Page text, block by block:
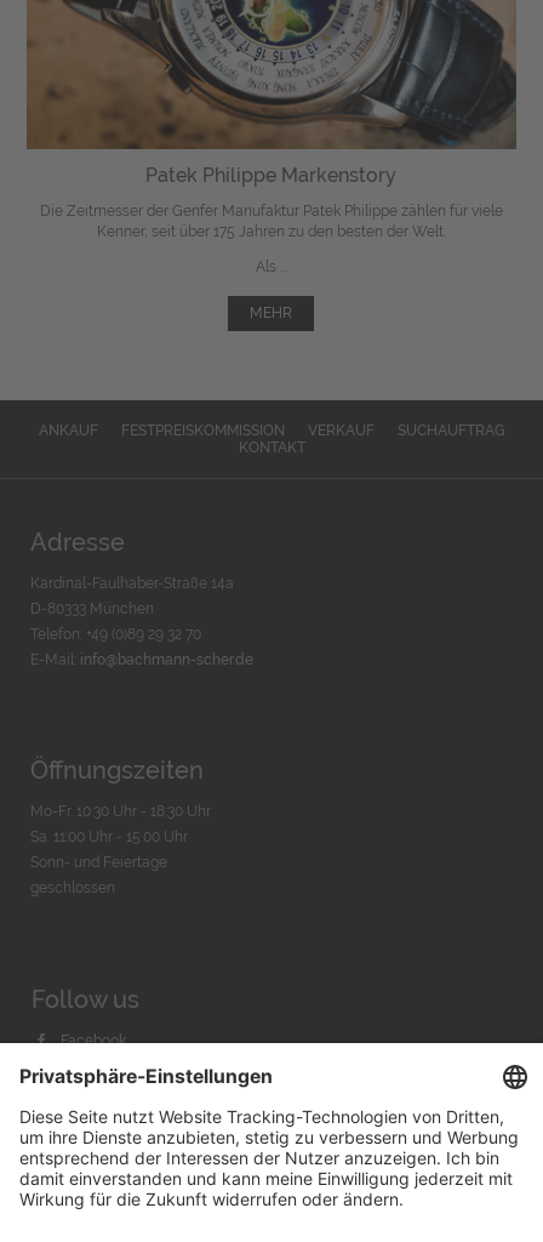
Patek Philippe Markenstory
Die Zeitmesser der Genfer Manufaktur Patek Philippe zählen für viele
Kenner, seit über 175 Jahren zu den besten der Welt.
Als ...
MEHR
ANKAUF FESTPREISKOMMISSION VERKAUF
SUCHAUFTRAG
KONTAKT
Adresse
Kardinal-Faulhaber-Straße 14a
D-80333 München
Telefon: +49 (0)89 29 32 70
E-Mail: info@bachmann-scher.de
Öffnungszeiten
Mo-Fr. 10:30 Uhr - 18:30 Uhr
Sa. 11:00 Uhr - 15.00 Uhr
Sonn- und Feiertage
geschlossen
Follow us
Facebook
Instagram
Youtube